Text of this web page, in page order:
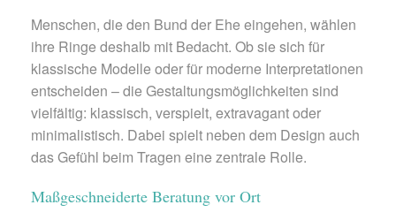
Menschen, die den Bund der Ehe eingehen, wählen
ihre Ringe deshalb mit Bedacht. Ob sie sich für
klassische Modelle oder für moderne Interpretationen
entscheiden – die Gestaltungsmöglichkeiten sind
vielfältig: klassisch, verspielt, extravagant oder
minimalistisch. Dabei spielt neben dem Design auch
das Gefühl beim Tragen eine zentrale Rolle.
Maßgeschneiderte Beratung vor Ort